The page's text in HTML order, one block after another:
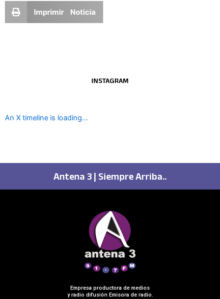
Imprimir Noticia
INSTAGRAM
An X timeline is loading...
Antena 3 | Siempre Arriba..
Empresa productora de medios
y radio difusión Emisora de radio.